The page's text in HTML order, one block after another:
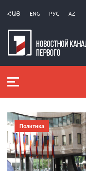
ՀԱՅ ENG РУС AZ
Политика